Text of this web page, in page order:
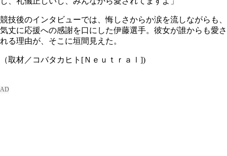
競技後のインタビューでは、悔しさからか涙を流しながらも、
気丈に応援への感謝を口にした伊藤選手。彼女が誰からも愛さ
れる理由が、そこに垣間見えた。
（取材／コバタカヒト[Ｎｅｕｔｒａｌ])